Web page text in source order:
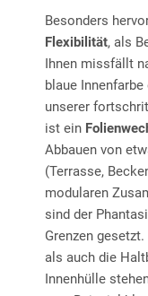
Besonders
Flexibilität, als
Ihnen missfällt
blaue
unserer
ist ein
Abbauen von
(Terrasse,
modularen
sind der
Grenzen
als auch die
Innenhülle